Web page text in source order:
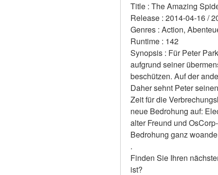
Title : The Amazing
Release : 2014-04-16 /
Genres : Action,
Runtime : 142
Synopsis : Für Peter
aufgrund seiner
beschützen. Auf der
Daher sehnt Peter
Zeit für die
neue Bedrohung auf:
alter Freund und
Bedrohung ganz
.
Finden Sie Ihren
ist?